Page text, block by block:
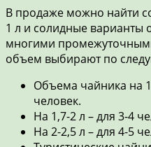
В продаже можно найти
1 л и солидные варианты
многими
объем выбирают по
Объема чайника на
человек.
На 1,7-2 л – для 3-4
На 2-2,5 л – для 4-5